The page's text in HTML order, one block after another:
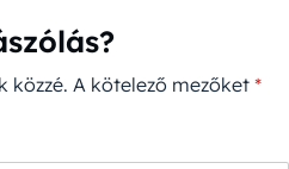
közzé. A kötelező mezőket *